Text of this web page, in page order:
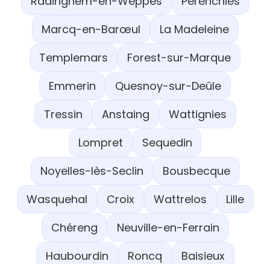
Marcq-en-Barœul
La Madeleine
Templemars
Forest-sur-Marque
Emmerin
Quesnoy-sur-Deûle
Tressin
Anstaing
Wattignies
Lompret
Sequedin
Noyelles-lès-Seclin
Bousbecque
Wasquehal
Croix Wattrelos
Lille
Chéreng
Neuville-en-Ferrain
Haubourdin
Roncq Baisieux